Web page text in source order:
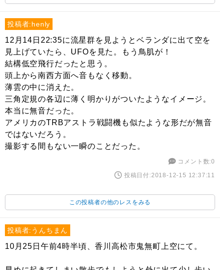
投稿者:henly
12月14日22:35に流星群を見ようとベランダに出て空を
見上げていたら、UFOを見た。もう鳥肌が！
結構低空飛行だったと思う。
頭上から南西方面へ音もなく移動。
薄雲の中に消えた。
三角定規の各辺に薄く明かりがついたようなイメージ。
本当に無音だった。
アメリカのTRBアストラ戦闘機も似たような形だが無音
ではないだろう。
撮影する間もない一瞬のことだった。
コメント数:0
投稿日付:2018-12-15 12:37:11
この投稿者の他のレスをみる
投稿者:うんちまん
10月25日午前4時半頃、香川高松市鬼無町上空にて。